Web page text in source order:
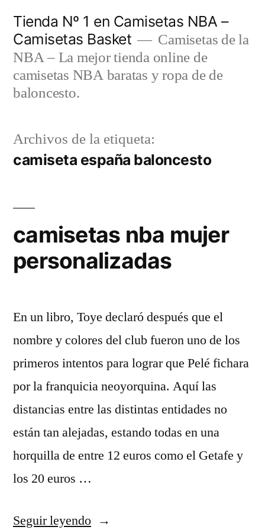
contenido
Tienda Nº 1 en Camisetas NBA –
Camisetas Basket
Camisetas de la
NBA – La mejor tienda online de
camisetas NBA baratas y ropa de de
baloncesto.
Archivos de la etiqueta:
camiseta españa baloncesto
camisetas nba mujer
personalizadas
En un libro, Toye declaró después que el
nombre y colores del club fueron uno de los
primeros intentos para lograr que Pelé fichara
por la franquicia neoyorquina. Aquí las
distancias entre las distintas entidades no
están tan alejadas, estando todas en una
horquilla de entre 12 euros como el Getafe y
los 20 euros …
Seguir leyendo«camisetas